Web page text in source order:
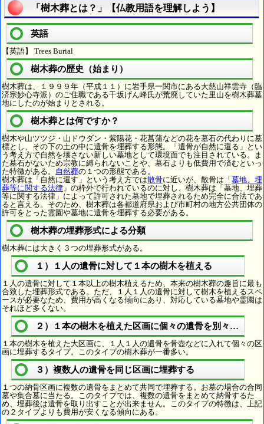
「樹木葬とは？」【仏教用語を理解しよう】
英語
【英語】 Trees Burial
樹木葬の歴史（始まり）
樹木葬は、１９９９年（平成１１）に岩手県一関市にある大慈山祥雲寺（臨
済宗妙心寺派）のご住職である千坂げん峰氏が荒廃していた里山を樹木葬墓
地にしたのが始まりとされる。
樹木葬とは何ですか？
樹木や山ツツジ・山ドウダン・紫陽花・花菖蒲などの花を墓石の代わりに墓
標とし、その下の土の中に遺骨を埋葬する形態。「遺骨が自然に還る」とい
う考え方で自然を壊さない新しい墓地として環境面でも注目されている。ま
た墓石がないため宗教に縛られないことや、墓石よりも低費用で済むといっ
た特徴がある。 自然葬の１つの形態である。
樹木葬は「自然に還す」という考え方では散骨に近いが、散骨は「 墓地、埋
葬等に関する法律 」の枠外で行われているのに対し、樹木葬は「墓地、埋葬
等に関する法律」によって許可された墓地で埋葬されるため完全に合法であ
ると言える。そのため、樹木葬は各都道府県および市町村の地方公共団体の
許可をとった霊園や墓地に遺骨を埋葬する必要がある。
樹木葬の埋葬形式による分類
樹木葬には大きく３つの埋葬形式がある。
１）１人の遺骨に対して１本の樹木を植える
１人の遺骨に対して１本以上の樹木植えるため、本来の樹木葬の趣旨に最も
合致した埋葬形式である。ただ、１人１人の遺骨に対して樹木を植えるスペ
ースが必要なため、費用が高くなる傾向にあり、対応している墓地や霊園は
それほど多くない。
２）１本の樹木を植えた区画に個々の遺骨を別々に埋葬
１本の樹木を植えた大区画に、１人１人の遺骨を骨壺などに入れて個々の区
画に埋葬するタイプ。このタイプの樹木葬が一番多い。
３）複数人の遺骨を同じ区画に埋葬する
１つの納骨区画に複数の遺骨をまとめて共同で埋葬する。お墓の場合の合同
墓や集合墓に当たる。このタイプでは、複数の遺骨をまとめて納骨するた
め、埋葬後は遺骨を取り出すことが出来ません。このタイプの特徴は、上記
の２タイプよりも費用が安くなる傾向にある。